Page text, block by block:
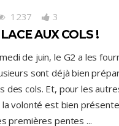
1237 3
AUX COLS !
de juin, le G2 a les
sont déjà bien
des cols. Et, pour les
volonté est bien
premières pentes